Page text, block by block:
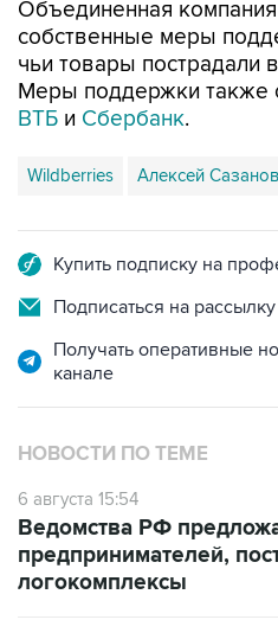
чьи товары пострадали в
Меры поддержки также
ВТБ иСбербанк.
Wildberries Алексей Сазанов
Подписаться на рассылку
Получать оперативные
НОВОСТИ ПО ТЕМЕ
6 августа 15:54
предпринимателей,
логокомплексы